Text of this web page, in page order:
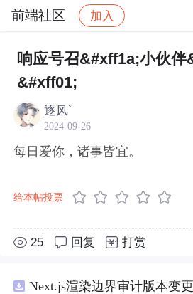
前端社区 加入
社区 前端社区 感慨 帖
响应号召&#xff1a;小伙
&#xff01;
逐风`
2024-09-26
每日爱你，诸事皆宜。
给本帖投票
25 回复 打赏